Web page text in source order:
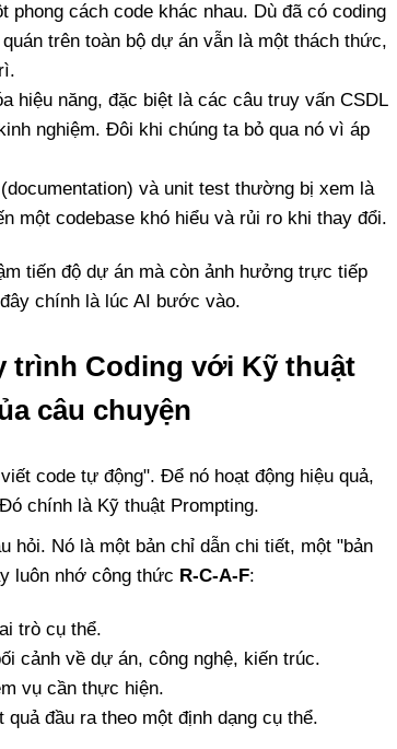
phong cách code khác nhau. Dù đã có coding
trên toàn bộ dự án vẫn là một thách thức,
hiệu năng, đặc biệt là các câu truy vấn CSDL
nghiệm. Đôi khi chúng ta bỏ qua nó vì áp
và unit test thường bị xem là
một codebase khó hiểu và rủi ro khi thay đổi.
tiến độ dự án mà còn ảnh hưởng trực tiếp
chính là lúc AI bước vào.
trình Coding với Kỹ thuật
câu chuyện
code tự động". Để nó hoạt động hiệu quả,
chính là Kỹ thuật Prompting.
hỏi. Nó là một bản chỉ dẫn chi tiết, một "bản
luôn nhớ công thức R-C-A-F:
trò cụ thể.
cảnh về dự án, công nghệ, kiến trúc.
vụ cần thực hiện.
quả đầu ra theo một định dạng cụ thể.